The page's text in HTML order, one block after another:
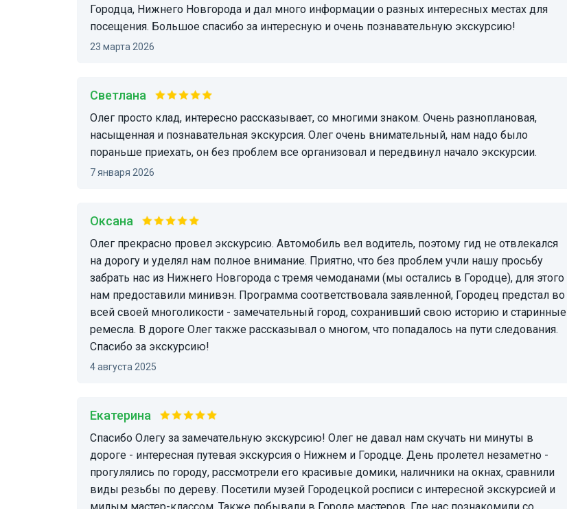
Городца, Нижнего Новгорода и дал много информации о разных интересных местах для
посещения. Большое спасибо за интересную и очень познавательную экскурсию!
23 марта 2026
Светлана
Олег просто клад, интересно рассказывает, со многими знаком. Очень разноплановая,
насыщенная и познавательная экскурсия. Олег очень внимательный, нам надо было
пораньше приехать, он без проблем все организовал и передвинул начало экскурсии.
7 января 2026
Оксана
Олег прекрасно провел экскурсию. Автомобиль вел водитель, поэтому гид не отвлекался
на дорогу и уделял нам полное внимание. Приятно, что без проблем учли нашу просьбу
забрать нас из Нижнего Новгорода с тремя чемоданами (мы остались в Городце), для этого
нам предоставили минивэн. Программа соответствовала заявленной, Городец предстал во
всей своей многоликости - замечательный город, сохранивший свою историю и старинные
ремесла. В дороге Олег также рассказывал о многом, что попадалось на пути следования.
Спасибо за экскурсию!
4 августа 2025
Екатерина
Спасибо Олегу за замечательную экскурсию! Олег не давал нам скучать ни минуты в
дороге - интересная путевая экскурсия о Нижнем и Городце. День пролетел незаметно -
прогулялись по городу, рассмотрели его красивые домики, наличники на окнах, сравнили
виды резьбы по дереву. Посетили музей Городецкой росписи с интересной экскурсией и
милым мастер-классом. Также побывали в Городе мастеров. Где нас познакомили со